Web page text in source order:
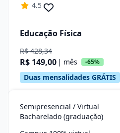
4.5
Educação Física
R$ 428,34
R$ 149,00 | mês -65%
Duas mensalidades GRÁTIS
Semipresencial / Virtual
Bacharelado (graduação)